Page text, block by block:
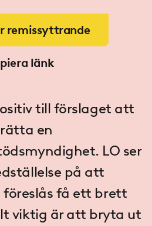
remissyttrande
länk
till förslaget att
en
LO ser
på att
få ett brett
viktig är att bryta ut